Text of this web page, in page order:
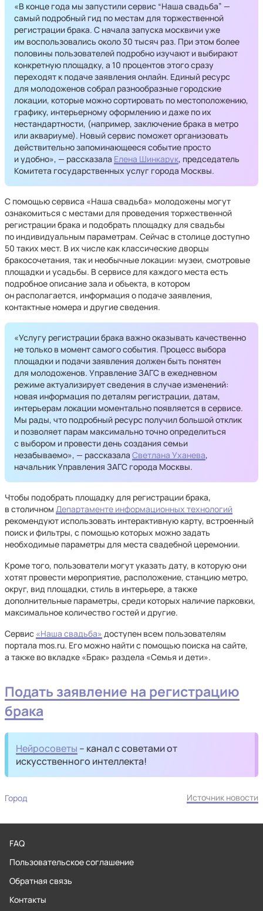
«В конце года мы запустили сервис “Наша свадьба” —
самый подробный гид по местам для торжественной
регистрации брака. С начала запуска москвичи уже
им воспользовались около 30 тысяч раз. При этом более
половины пользователей подробно изучают и выбирают
конкретную площадку, а 10 процентов этого сразу
переходят к подаче заявления онлайн. Единый ресурс
для молодоженов собрал разнообразные городские
локации, которые можно сортировать по местоположению,
графику, интерьерному оформлению и даже по их
нестандартности, (например, заключение брака в метро
или аквариуме). Новый сервис поможет организовать
действительно запоминающееся событие просто
и удобно», — рассказала Елена Шинкарук, председатель
Комитета государственных услуг города Москвы.
С помощью сервиса «Наша свадьба» молодожены могут
ознакомиться с местами для проведения торжественной
регистрации брака и подобрать площадку для свадьбы
по индивидуальным параметрам. Сейчас в столице доступно
50 таких мест. В их числе как классические дворцы
бракосочетания, так и необычные локации: музеи, смотровые
площадки и усадьбы. В сервисе для каждого места есть
подробное описание зала и объекта, в котором
он располагается, информация о подаче заявления,
контактные номера и другие сведения.
«Услугу регистрации брака важно оказывать качественно
не только в момент самого события. Процесс выбора
площадки и подачи заявления должен быть понятен
для молодоженов. Управление ЗАГС в ежедневном
режиме актуализирует сведения в случае изменений:
новая информация по деталям регистрации, датам,
интерьерам локации моментально появляется в сервисе.
Мы рады, что подробный ресурс получил большой отклик
и позволяет парам максимально точно определиться
с выбором и провести день создания семьи
незабываемо», — рассказала Светлана Уханева,
начальник Управления ЗАГС города Москвы.
Чтобы подобрать площадку для регистрации брака,
в столичном Департаменте информационных технологий
рекомендуют использовать интерактивную карту, встроенный
поиск и фильтры, с помощью которых можно задать
необходимые параметры для места свадебной церемонии.
Кроме того, пользователи могут указать дату, в которую они
хотят провести мероприятие, расположение, станцию метро,
округ, вид площадки, стиль в интерьере, а также
дополнительные параметры, среди которых наличие парковки,
максимальное количество гостей и другие.
Сервис «Наша свадьба» доступен всем пользователям
портала mos.ru. Его можно найти с помощью поиска на сайте,
а также во вкладке «Брак» раздела «Семья и дети».
Подать заявление на регистрацию
брака
Нейросоветы – канал с советами от
искусственного интеллекта!
Город Источник новости
FAQ
Пользовательское соглашение
Обратная связь
Контакты